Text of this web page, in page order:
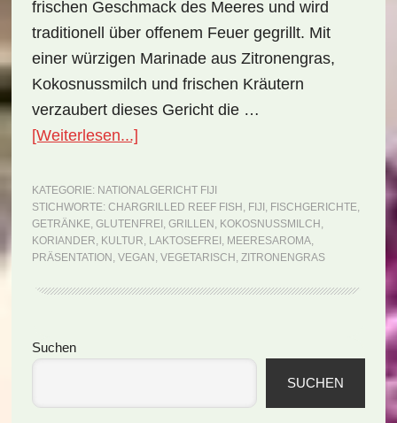
frischen Geschmack des Meeres und wird
traditionell über offenem Feuer gegrillt. Mit
einer würzigen Marinade aus Zitronengras,
Kokosnussmilch und frischen Kräutern
verzaubert dieses Gericht die …
[Weiterlesen...]ÜberNationalgericht
Chargrilled
Reef
Fish
(Rezept)
KATEGORIE: NATIONALGERICHT FIJI
STICHWORTE: CHARGRILLED REEF FISH , FIJI , FISCHGERICHTE,
GETRÄNKE, GLUTENFREI , GRILLEN , KOKOSNUSSMILCH ,
KORIANDER, KULTUR, LAKTOSEFREI , MEERESAROMA,
PRÄSENTATION , VEGAN , VEGETARISCH , ZITRONENGRAS
Seitenspalte
Suchen
SUCHEN